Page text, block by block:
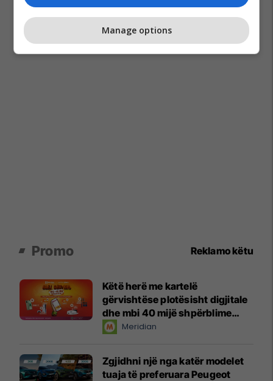
Promo Reklamo këtu
Këtë herë me kartelë
gërvishtëse plotësisht digjitale
dhe mbi 40 mijë shpërblime
instant!Meridian
Zgjidhni një nga katër modelet
tuaja të preferuara Peugeot
Manage options